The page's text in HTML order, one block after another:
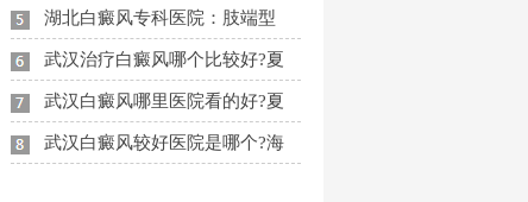
湖北白癜风专科医院：肢端型
武汉治疗白癜风哪个比较好?夏
武汉白癜风哪里医院看的好?夏
武汉白癜风较好医院是哪个?海